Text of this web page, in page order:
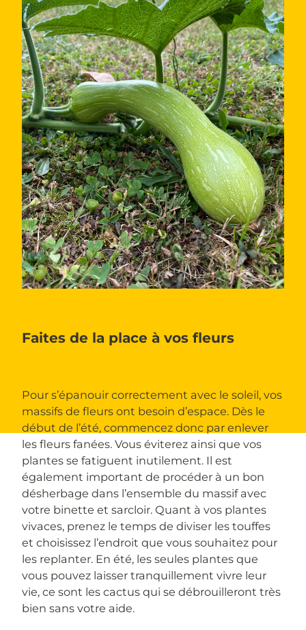
Faites de la place à vos fleurs
Pour s’épanouir correctement avec le soleil, vos
massifs de fleurs ont besoin d’espace. Dès le
début de l’été, commencez donc par enlever
les fleurs fanées. Vous éviterez ainsi que vos
plantes se fatiguent inutilement. Il est
également important de procéder à un bon
désherbage dans l’ensemble du massif avec
votre binette et sarcloir. Quant à vos plantes
vivaces, prenez le temps de diviser les touffes
et choisissez l’endroit que vous souhaitez pour
les replanter. En été, les seules plantes que
vous pouvez laisser tranquillement vivre leur
vie, ce sont les cactus qui se débrouilleront très
bien sans votre aide.